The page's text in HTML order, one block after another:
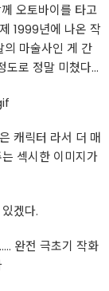
오토바이를 타고
1999년에 나온 작
의 마술사인 게 간
도로 정말 미쳤다...
캐릭터 라서 더 매
섹시한 이미지가
겠다.
완전 극초기 작화